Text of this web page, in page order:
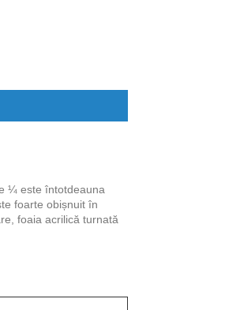
¼ este întotdeauna
foarte obișnuit în
foaia acrilică turnată